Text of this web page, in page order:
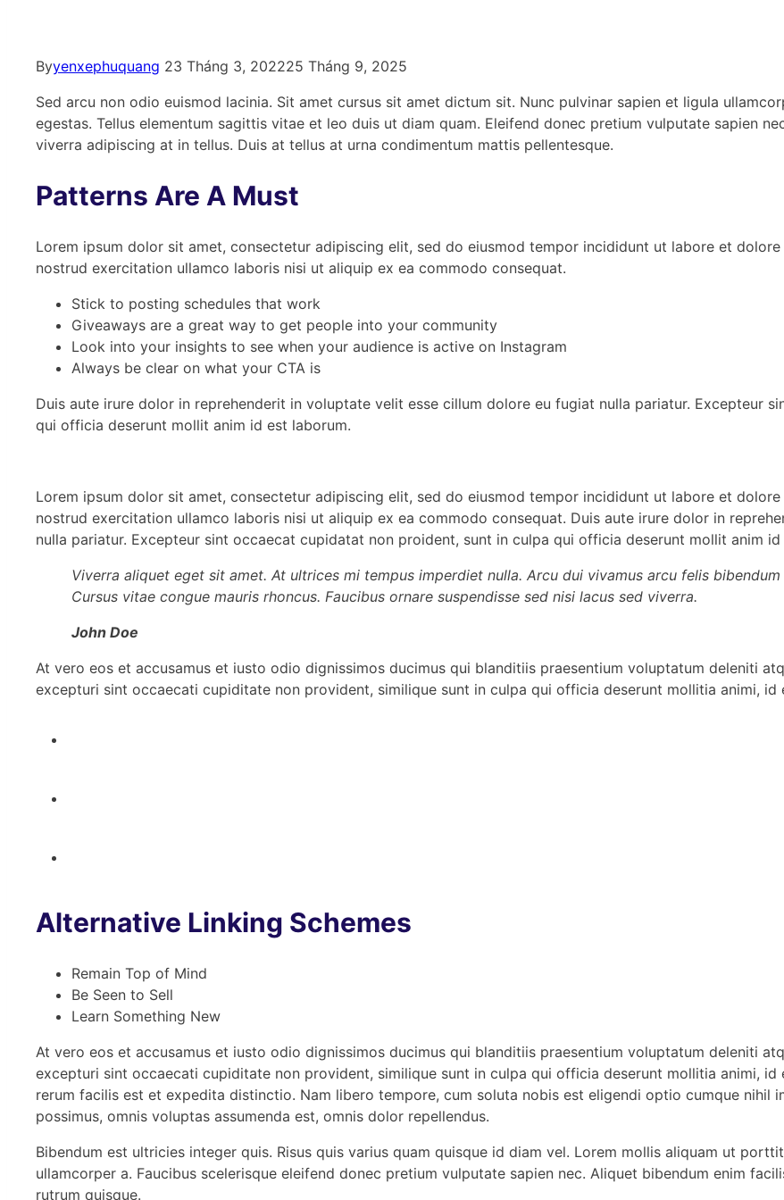
Byyenxephuquang 23 Tháng 3, 202225 Tháng 9, 2025
Sed arcu non odio euismod lacinia. Sit amet cursus sit amet dictum sit. Nunc pulvinar sapien et ligula
egestas. Tellus elementum sagittis vitae et leo duis ut diam quam. Eleifend donec pretium vulputate sapien
viverra adipiscing at in tellus. Duis at tellus at urna condimentum mattis pellentesque.
Patterns Are A Must
Lorem ipsum dolor sit amet, consectetur adipiscing elit, sed do eiusmod tempor incididunt ut labore et
nostrud exercitation ullamco laboris nisi ut aliquip ex ea commodo consequat.
Stick to posting schedules that work
Giveaways are a great way to get people into your community
Look into your insights to see when your audience is active on Instagram
Always be clear on what your CTA is
Duis aute irure dolor in reprehenderit in voluptate velit esse cillum dolore eu fugiat nulla pariatur. Excepteur
qui officia deserunt mollit anim id est laborum.
Lorem ipsum dolor sit amet, consectetur adipiscing elit, sed do eiusmod tempor incididunt ut labore et
nostrud exercitation ullamco laboris nisi ut aliquip ex ea commodo consequat. Duis aute irure dolor in
nulla pariatur. Excepteur sint occaecat cupidatat non proident, sunt in culpa qui officia deserunt mollit anim id
Viverra aliquet eget sit amet. At ultrices mi tempus imperdiet nulla. Arcu dui vivamus arcu felis
Cursus vitae congue mauris rhoncus. Faucibus ornare suspendisse sed nisi lacus sed viverra.
John Doe
At vero eos et accusamus et iusto odio dignissimos ducimus qui blanditiis praesentium voluptatum deleniti
excepturi sint occaecati cupiditate non provident, similique sunt in culpa qui officia deserunt mollitia animi, id
Alternative Linking Schemes
Remain Top of Mind
Be Seen to Sell
Learn Something New
At vero eos et accusamus et iusto odio dignissimos ducimus qui blanditiis praesentium voluptatum deleniti
excepturi sint occaecati cupiditate non provident, similique sunt in culpa qui officia deserunt mollitia animi,
rerum facilis est et expedita distinctio. Nam libero tempore, cum soluta nobis est eligendi optio cumque nihil
possimus, omnis voluptas assumenda est, omnis dolor repellendus.
Bibendum est ultricies integer quis. Risus quis varius quam quisque id diam vel. Lorem mollis aliquam ut
ullamcorper a. Faucibus scelerisque eleifend donec pretium vulputate sapien nec. Aliquet bibendum enim
rutrum quisque.